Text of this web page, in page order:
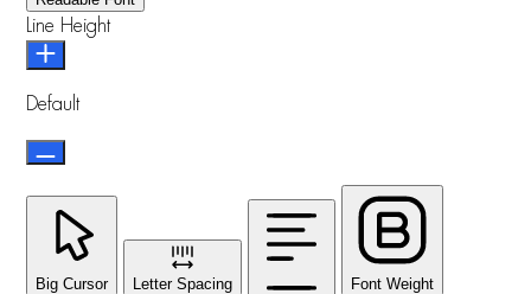
Line Height
Default
Big Cursor Letter Spacing Font Weight